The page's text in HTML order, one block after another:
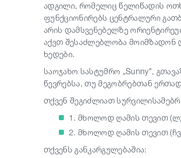
ადგილი, რომელიც წელიწადის
ფუნქციონირებს ცენტრალური
არის დამსვენებელზე
აქვთ შესაძლებლობა მოიმზადონ
ხედები.
საოჯახო სასტუმრო „Sunny",
წევრებსა, თუ მეგობრებთან
თქვენ შეგიძლიათ
1. მხოლოდ ღამის თევით
2. მხოლოდ ღამის თევით
თქვენს განკარგულებაშია: